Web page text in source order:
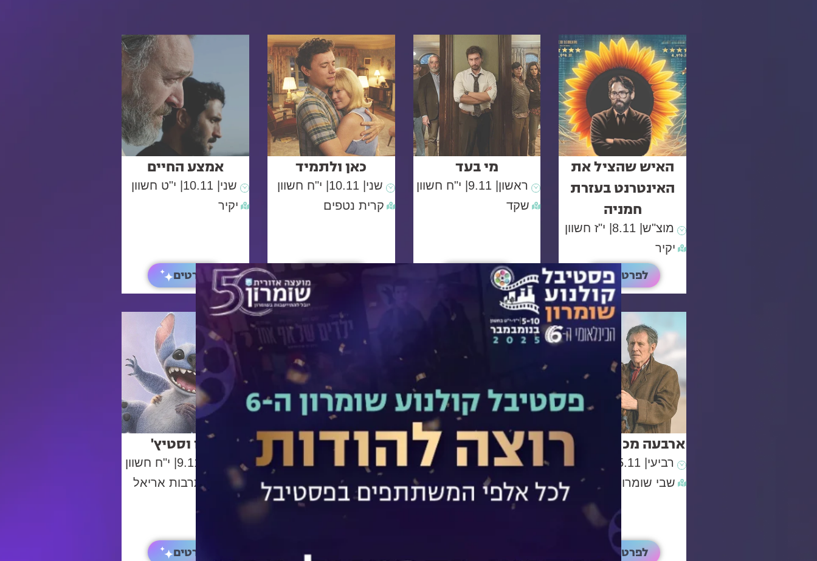
האיש שהציל את
האינטרנט בעזרת
חמניה
מוצ"ש
| י"ז חשוון
יקיר
לפרטים
מי בעד
ראשון
| י"ח חשוון
שקד
לפרטים
כאן ולתמיד
שני
| י"ח חשוון
קרית נטפים
אמצע החיים
שני
| י"ט חשוון
יקיר
לפרטים
ארבעה מכתבי אהבה
רביעי
שבי שומרון
לפרטים
החתונה המרוקאית
שלי
שני| 10.11
| י"ח חשוון
מבוא דותן
באש ובמים
ראשון
| י"ח חשוון
היכל התרבות אריאל
לילו וסטיץ'
| י"ח חשוון
היכל התרבות אריאל
לפרטים